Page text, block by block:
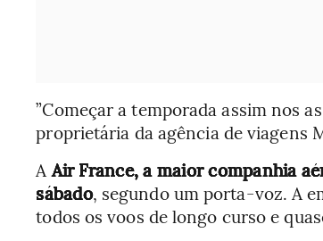
”Começar a temporada assim nos
proprietária da agência de viagens
AAir France, a maior companhia
sábado, segundo um porta-voz. A
todos os voos de longo curso e